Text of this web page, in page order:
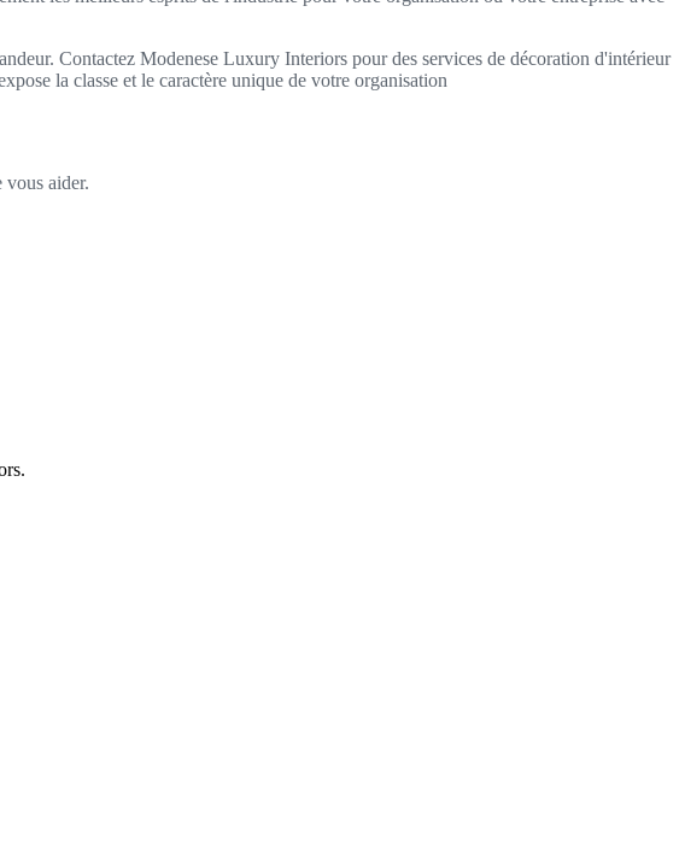
Contactez Modenese Luxury Interiors pour des services de décoration d'intérieur
la classe et le caractère unique de votre organisation
vous aider.